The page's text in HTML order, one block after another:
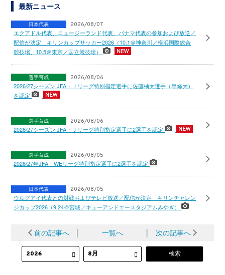
最新ニュース
日本代表 2026/08/07
エクアドル代表、ニュージーランド代表、パナマ代表の参加および放送／
配信が決定 キリンカップサッカー2026（10.1＠神奈川／横浜国際総合
競技場、10.5＠東京／国立競技場）
選手育成 2026/08/06
2026/27シーズン JFA・Ｊリーグ特別指定選手に佐藤柚太選手（専修大）
を認定
選手育成 2026/08/06
2026/27シーズン JFA・Ｊリーグ特別指定選手に2選手を認定
選手育成 2026/08/05
2026/27年JFA・WEリーグ特別指定選手に2選手を認定
日本代表 2026/08/05
ウルグアイ代表との対戦およびテレビ放送／配信が決定 キリンチャレン
ジカップ2026（9.24＠宮城／キューアンドエースタジアムみやぎ）
前の記事へ │ 一覧へ │ 次の記事へ